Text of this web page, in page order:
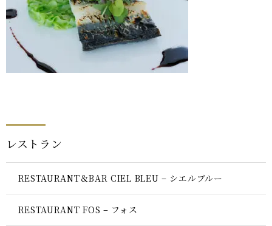
レストラン
RESTAURANT＆BAR CIEL BLEU – シエルブルー
RESTAURANT FOS – フォス